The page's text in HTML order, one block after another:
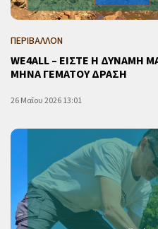
ΠΕΡΙΒΑΛΛΟΝ
WE4ALL – ΕΙΣΤΕ Η ΔΥΝΑΜΗ
ΜΗΝΑ ΓΕΜΑΤΟΥ ΔΡΑΣΗ
26 Μαΐου 2026 13:01